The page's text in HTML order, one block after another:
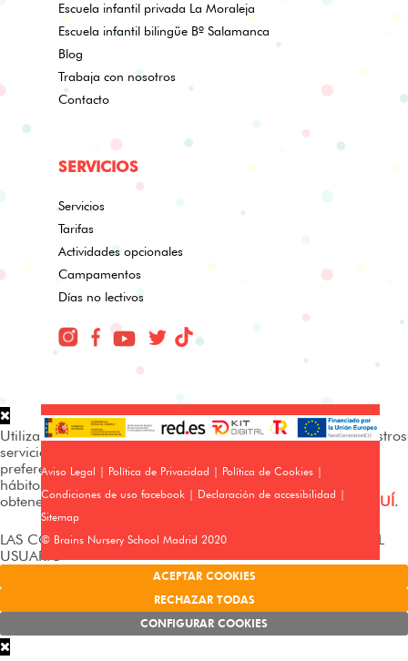
Escuela infantil privada La Moraleja
Escuela infantil bilingüe Bº Salamanca
Blog
Trabaja con nosotros
Contacto
SERVICIOS
Servicios
Tarifas
Actividades opcionales
Campamentos
Días no lectivos
Aviso Legal | Política de Privacidad | Política de Cookies|
Condiciones de uso facebook| Declaración de accesibilidad |
Sitemap
© Brains Nursery School Madrid 2020
Utilizamos cookies propias y de terceros para analizar nuestros
servicios y mostrarte publicidad relacionada con tus
preferencias en base a un perfil elaborado a partir de tus
hábitos de navegación (p. ej. páginas visitadas). Puedes
obtener más información y configurar tus preferencias
AQUÍ.
LAS COOKIES FUNCIONAN SIN EL CONSENTIMIENTO DEL
USUARIO
ACEPTAR COOKIES
CONFIGURAR COOKIES
RECHAZAR TODAS